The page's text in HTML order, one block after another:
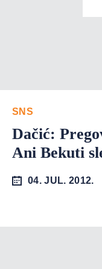
SNS
Dačić:
Ani Bekuti
04. JUL. 2012.